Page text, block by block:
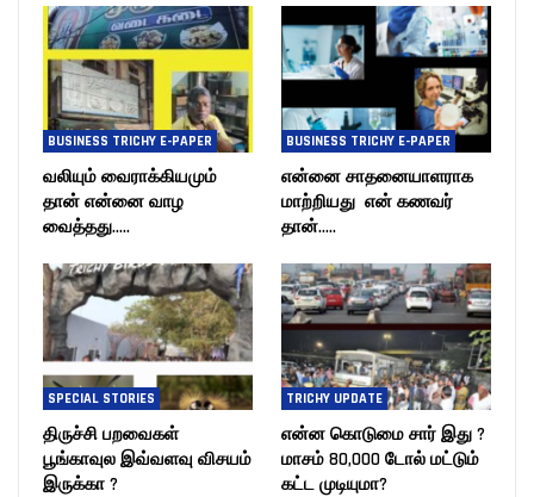
BUSINESS TRICHY E-PAPER
வலியும் வைராக்கியமும்
தான் என்னை வாழ
வைத்தது…..
BUSINESS TRICHY E-PAPER
என்னை சாதனையாளராக
மாற்றியது என் கணவர்
தான்…..
SPECIAL STORIES
திருச்சி பறவைகள்
பூங்காவுல இவ்வளவு விசயம்
இருக்கா ?
TRICHY UPDATE
என்ன கொடுமை சார் இது ?
மாசம் 80,000 டோல் மட்டும்
கட்ட முடியுமா?